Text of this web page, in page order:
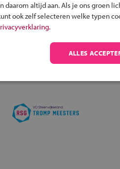
kind aan te melden bij
daarom altijd aan. Als je ons groen
ook zelf selecteren welke typen
ALLES